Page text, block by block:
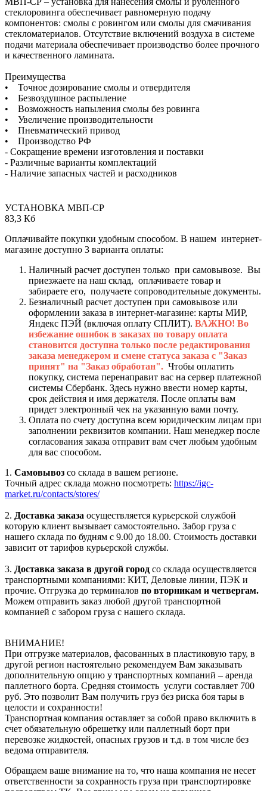
стеклоровинга обеспечивает равномерную подачу
компонентов: смолы с ровингом или смолы для смачивания
стекломатериалов. Отсутствие включений воздуха в системе
подачи материала обеспечивает производство более прочного
и качественного ламината.
Преимущества
• Точное дозирование смолы и отвердителя
• Безвоздушное распыление
• Возможность напыления смолы без ровинга
• Увеличение производительности
• Пневматический привод
• Производство РФ
- Сокращение времени изготовления и поставки
- Различные варианты комплектаций
- Наличие запасных частей и расходников
УСТАНОВКА МВП-СР
83,3 Кб
Оплачивайте покупки удобным способом. В нашем интернет-
магазине доступно 3 варианта оплаты:
Наличный расчет доступен только при самовывозе. Вы
приезжаете на наш склад, оплачиваете товар и
забираете его, получаете сопроводительные документы.
Безналичный расчет доступен при самовывозе или
оформлении заказа в интернет-магазине: карты МИР,
Яндекс ПЭЙ (включая оплату СПЛИТ). ВАЖНО! Во
избежание ошибок в заказах по товару оплата
становится доступна только после редактирования
заказа менеджером и смене статуса заказа с "Заказ
принят" на "Заказ обработан". Чтобы оплатить
покупку, система перенаправит вас на сервер платежной
системы Сбербанк. Здесь нужно ввести номер карты,
срок действия и имя держателя. После оплаты вам
придет электронный чек на указанную вами почту.
Оплата по счету доступна всем юридическим лицам при
заполнении реквизитов компании. Наш менеджер после
согласования заказа отправит вам счет любым удобным
для вас способом.
1. Самовывоз со склада в вашем регионе.
Точный адрес склада можно посмотреть: https://igc-
market.ru/contacts/stores/
2. Доставка заказа осуществляется курьерской службой
которую клиент вызывает самостоятельно. Забор груза с
нашего склада по будням с 9.00 до 18.00. Стоимость доставки
зависит от тарифов курьерской службы.
3. Доставка заказа в другой город со склада осуществляется
транспортными компаниями: КИТ, Деловые линии, ПЭК и
прочие. Отгрузка до терминалов по вторникам и четвергам.
Можем отправить заказ любой другой транспортной
компанией с забором груза с нашего склада.
ВНИМАНИЕ!
При отгрузке материалов, фасованных в пластиковую тару, в
другой регион настоятельно рекомендуем Вам заказывать
дополнительную опцию у транспортных компаний – аренда
паллетного борта. Средняя стоимость услуги составляет 700
руб. Это позволит Вам получить груз без риска боя тары в
целости и сохранности!
Транспортная компания оставляет за собой право включить в
счет обязательную обрешетку или паллетный борт при
перевозке жидкостей, опасных грузов и т.д. в том числе без
ведома отправителя.
Обращаем ваше внимание на то, что наша компания не несет
ответственности за сохранность груза при транспортировке